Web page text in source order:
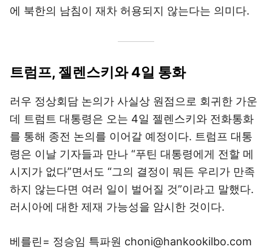
에 북한의 남침이 재차 허용되지 않는다는 의미다.
트럼프, 젤렌스키와 4일 통화
러우 정상회담 논의가 사실상 원점으로 회귀한 가운
데 트럼트 대통령은 오는 4일 젤렌스키와 전화통화
를 통해 종전 논의를 이어갈 예정이다. 트럼프 대통
령은 이날 기자들과 만나 “푸틴 대통령에게 전할 메
시지가 없다”면서도 “그의 결정이 뭐든 우리가 만족
하지 않는다면 여러 일이 벌어질 것”이라고 말했다.
러시아에 대한 제재 가능성을 암시한 것이다.
베를린= 정승임 특파원 choni@hankookilbo.com